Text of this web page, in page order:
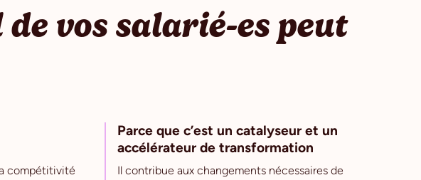
vos salarié-es peut
compétitivité
Parce que c’est un catalyseur et un
accélérateur de transformation
Il contribue aux changements nécessaires de